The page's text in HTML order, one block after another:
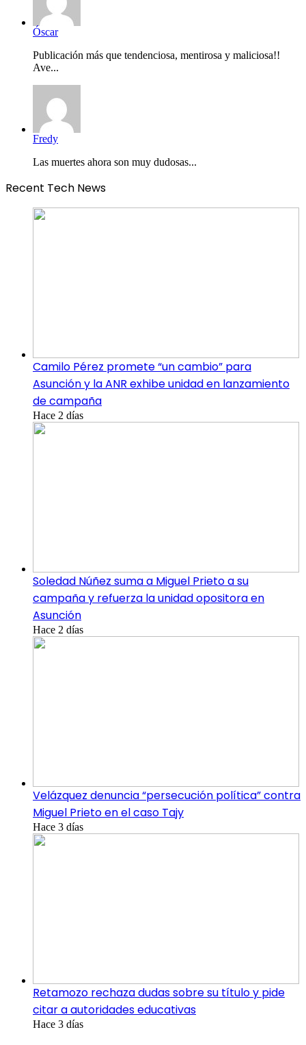
Óscar
Publicación más que tendenciosa, mentirosa y maliciosa!!
Ave...
Fredy
Las muertes ahora son muy dudosas...
Recent Tech News
Camilo Pérez promete “un cambio” para
Asunción y la ANR exhibe unidad en lanzamiento
de campaña
Hace 2 días
Soledad Núñez suma a Miguel Prieto a su
campaña y refuerza la unidad opositora en
Asunción
Hace 2 días
Velázquez denuncia “persecución política” contra
Miguel Prieto en el caso Tajy
Hace 3 días
Retamozo rechaza dudas sobre su título y pide
citar a autoridades educativas
Hace 3 días